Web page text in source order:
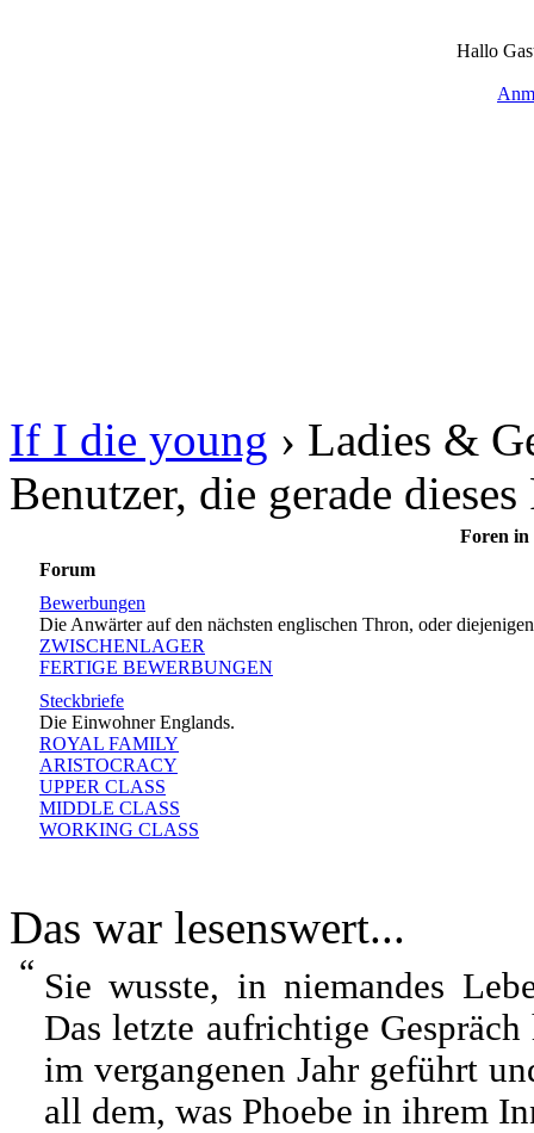
Hallo
If I die young › Ladies &
Benutzer, die gerade
Foren in
Forum
Bewerbungen
Die Anwärter auf den nächsten englischen Thron, oder
ZWISCHENLAGER
FERTIGE BEWERBUNGEN
Steckbriefe
Die Einwohner Englands.
ROYAL FAMILY
ARISTOCRACY
UPPER CLASS
MIDDLE CLASS
WORKING CLASS
Das war lesenswert...
“ Sie wusste, in niemandes
Das letzte aufrichtige
im vergangenen Jahr geführt
all dem, was Phoebe in ihrem